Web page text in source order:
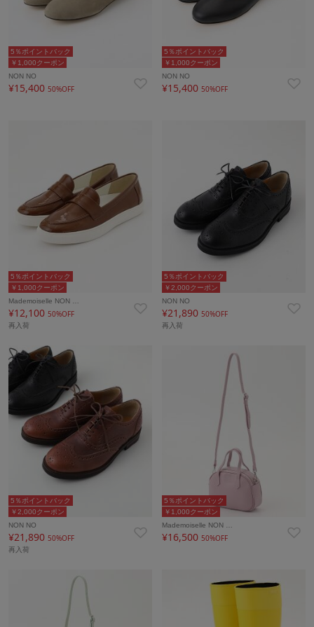
￥1,000クーポン
5％ポイントバック
NON NO
¥15,400 50%OFF
￥1,000クーポン
5％ポイントバック
NON NO
¥15,400 50%OFF
￥1,000クーポン
5％ポイントバック
Mademoiselle NON …
¥12,100 50%OFF
再入荷
￥2,000クーポン
5％ポイントバック
NON NO
¥21,890 50%OFF
再入荷
￥2,000クーポン
5％ポイントバック
NON NO
¥21,890 50%OFF
再入荷
￥1,000クーポン
5％ポイントバック
Mademoiselle NON …
¥16,50050%OFF